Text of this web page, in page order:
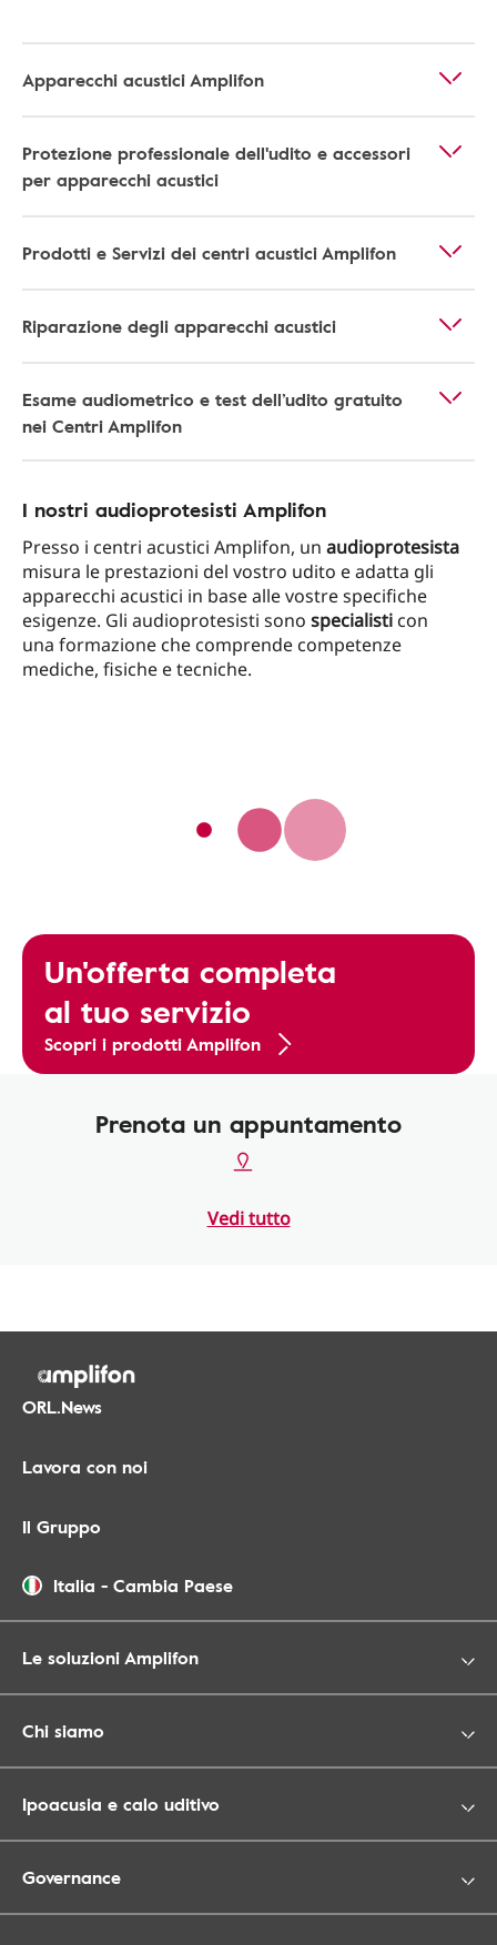
Apparecchi acustici Amplifon
Protezione professionale dell'udito e accessori
per apparecchi acustici
Prodotti e Servizi dei centri acustici Amplifon
Riparazione degli apparecchi acustici
Esame audiometrico e test dell’udito gratuito
nei Centri Amplifon
I nostri audioprotesisti Amplifon
Presso i centri acustici Amplifon, un audioprotesista
misura le prestazioni del vostro udito e adatta gli
apparecchi acustici in base alle vostre specifiche
esigenze. Gli audioprotesisti sono specialisti con
una formazione che comprende competenze
mediche, fisiche e tecniche.
Un'offerta completa
al tuo servizio
Scopri i prodotti Amplifon
Prenota un appuntamento
Vedi tutto
ORL.News
Lavora con noi
Il Gruppo
Italia - Cambia Paese
Le soluzioni Amplifon
Chi siamo
Ipoacusia e calo uditivo
Governance